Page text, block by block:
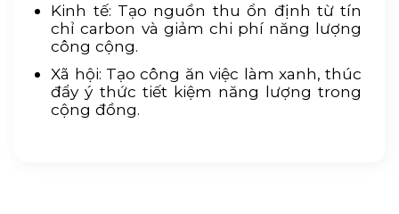
Kinh tế: Tạo nguồn thu ổn định từ tín
chỉ carbon và giảm chi phí năng lượng
công cộng.
Xã hội: Tạo công ăn việc làm xanh, thúc
đẩy ý thức tiết kiệm năng lượng trong
cộng đồng.